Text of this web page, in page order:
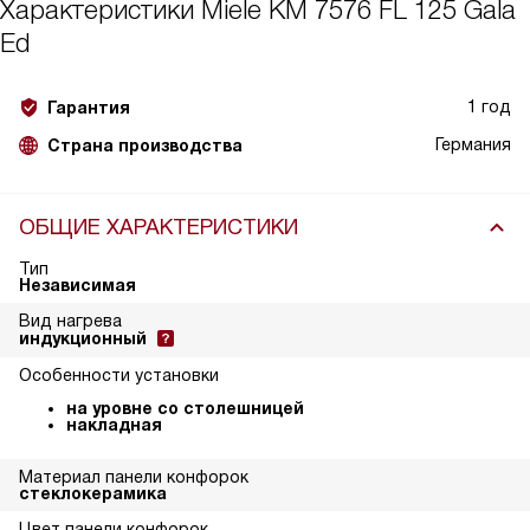
Характеристики Miele KM 7576 FL 125 Gala
Ed
Гарантия 1 год
Страна производства Германия
ОБЩИЕ ХАРАКТЕРИСТИКИ
Тип
Независимая
Вид нагрева
индукционный
Особенности установки
на уровне со столешницей
накладная
Материал панели конфорок
стеклокерамика